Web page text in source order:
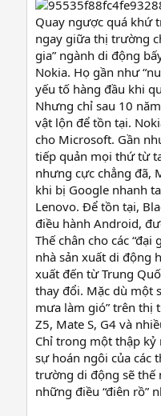
Quay ngược quá khứ
ngay giữa thị trường
gia” ngành di động
Nokia. Họ gần như
yếu tố hàng đầu khi
Nhưng chỉ sau 10
vật lộn để tồn tại.
cho Microsoft. Gần
tiếp quản mọi thứ từ
nhưng cực chẳng đã,
khi bị Google nhanh
Lenovo. Để tồn tại,
điều hành Android,
Thế chân cho các
nhà sản xuất di động
xuất đến từ Trung
thay đổi. Mặc dù một
mưa làm gió” trên thị
Z5, Mate S, G4 và
Chỉ trong một thập
sự hoán ngôi của các
trường di động sẽ thế
những điều “điên rồ”